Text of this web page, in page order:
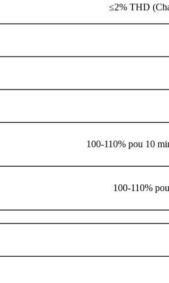
≤2% THD
100-110% pou 10
100-110%